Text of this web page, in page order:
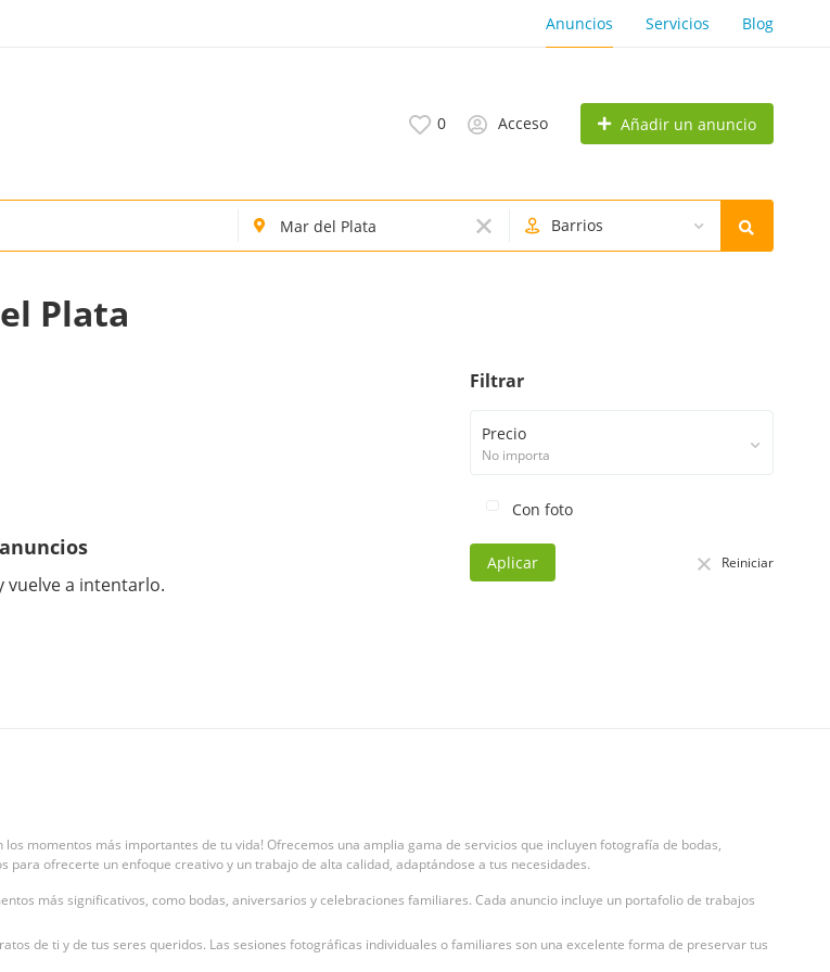
Anuncios Servicios Blog
0 Acceso Añadir un anuncio
Barrios
Plata
vuelve a intentarlo.
Filtrar
Precio
No importa
Con foto
Aplicar Reiniciar
momentos más importantes de tu vida! Ofrecemos una amplia gama de servicios que incluyen fotografía de bodas,
ofrecerte un enfoque creativo y un trabajo de alta calidad, adaptándose a tus necesidades.
más significativos, como bodas, aniversarios y celebraciones familiares. Cada anuncio incluye un portafolio de trabajos
de ti y de tus seres queridos. Las sesiones fotográficas individuales o familiares son una excelente forma de preservar tus